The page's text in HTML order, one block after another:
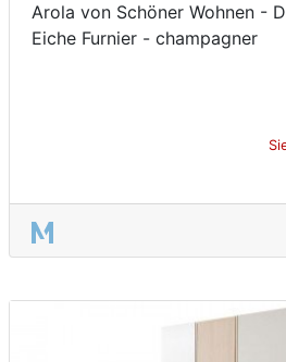
Arola von Schöner Wohnen -
Eiche Furnier - champagner